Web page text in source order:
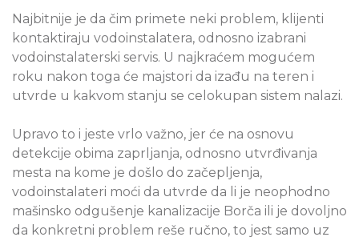
Najbitnije je da čim primete neki problem, klijenti
kontaktiraju vodoinstalatera, odnosno izabrani
vodoinstalaterski servis. U najkraćem mogućem
roku nakon toga će majstori da izađu na teren i
utvrde u kakvom stanju se celokupan sistem nalazi.
Upravo to i jeste vrlo važno, jer će na osnovu
detekcije obima zaprljanja, odnosno utvrđivanja
mesta na kome je došlo do začepljenja,
vodoinstalateri moći da utvrde da li je neophodno
mašinsko odgušenje kanalizacije Borča ili je dovoljno
da konkretni problem reše ručno, to jest samo uz